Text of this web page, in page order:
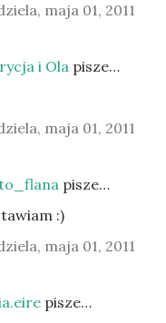
maja 01, 2011
i Ola pisze…
maja 01, 2011
pisze…
:)
maja 01, 2011
pisze…